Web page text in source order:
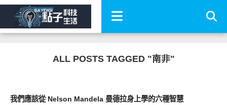
ALL POSTS TAGGED "南非"
我們應該從 Nelson Mandela 曼德拉身上學的六種智慧